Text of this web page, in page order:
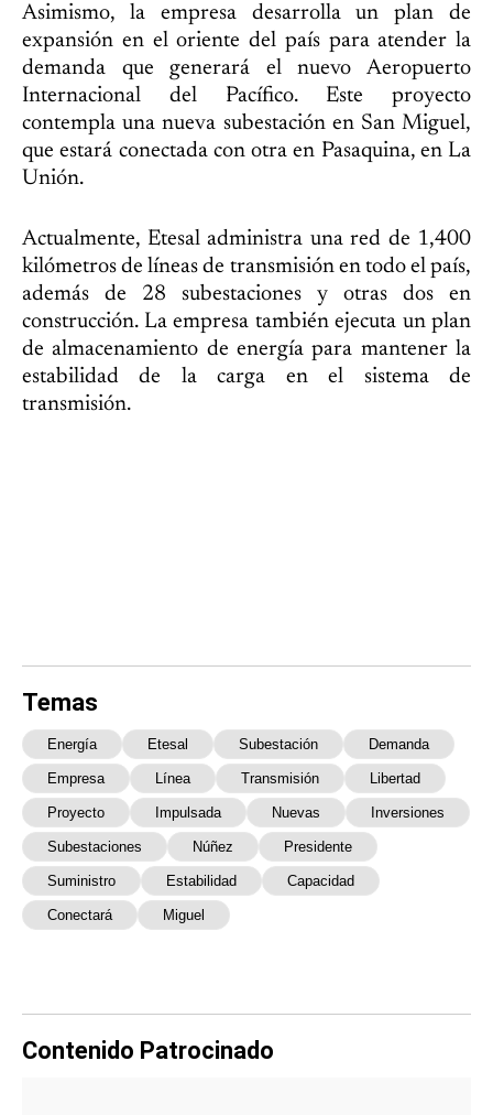
Asimismo, la empresa desarrolla un plan de
expansión en el oriente del país para atender la
demanda que generará el nuevo Aeropuerto
Internacional del Pacífico. Este proyecto
contempla una nueva subestación en San Miguel,
que estará conectada con otra en Pasaquina, en La
Unión.
Actualmente, Etesal administra una red de 1,400
kilómetros de líneas de transmisión en todo el país,
además de 28 subestaciones y otras dos en
construcción. La empresa también ejecuta un plan
de almacenamiento de energía para mantener la
estabilidad de la carga en el sistema de
transmisión.
Temas
Energía Etesal Subestación Demanda
Empresa Línea Transmisión Libertad
Proyecto Impulsada Nuevas Inversiones
Subestaciones Núñez Presidente
Suministro Estabilidad Capacidad
Conectará Miguel
Contenido Patrocinado